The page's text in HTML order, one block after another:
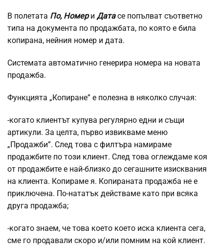
В полетата По, Номери Датасе попълват съответно
типа на документа по продажбата, по която е била
копирана, нейния номер и дата.
Системата автоматично генерира номера на новата
продажба.
Функцията „Копиране” е полезна в няколко случая:
-когато клиентът купува регулярно едни и същи
артикули. За целта, първо извикваме меню
„Продажби”. След това с филтъра намираме
продажбите по този клиент. След това оглеждаме коя
от продажбите е най-близко до сегашните изисквания
на клиента. Копираме я. Копираната продажба не е
приключена. По-нататък действаме като при всяка
друга продажба;
-когато знаем, че това което което иска клиента сега,
сме го продавали скоро и/или помним на кой клиент.